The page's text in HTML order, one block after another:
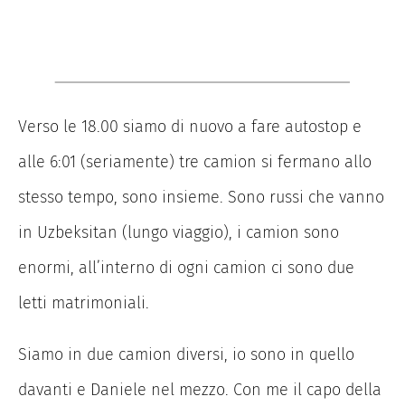
Verso le 18.00 siamo di nuovo a fare autostop e
alle 6:01 (seriamente) tre camion si fermano allo
stesso tempo, sono insieme. Sono russi che vanno
in Uzbeksitan (lungo viaggio), i camion sono
enormi, all’interno di ogni camion ci sono due
letti matrimoniali.
Siamo in due camion diversi, io sono in quello
davanti e Daniele nel mezzo. Con me il capo della